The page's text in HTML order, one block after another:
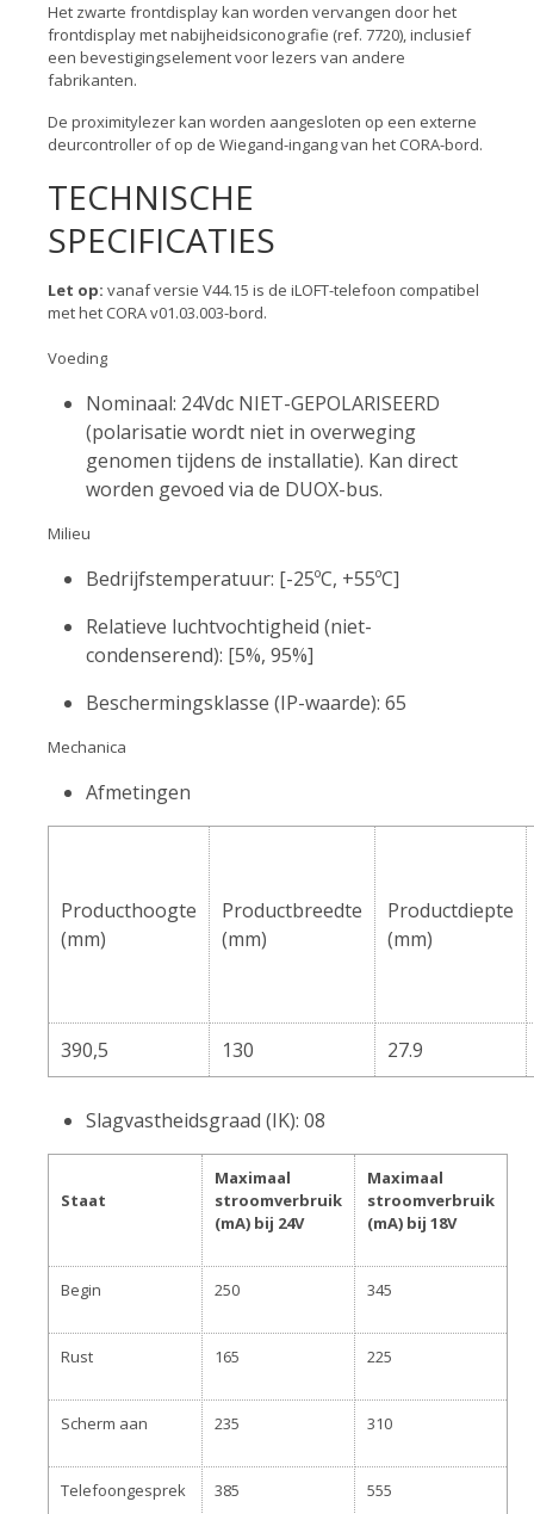
Het zwarte frontdisplay kan worden vervangen door het
frontdisplay met nabijheidsiconografie (ref. 7720), inclusief
een bevestigingselement voor lezers van andere
fabrikanten.
De proximitylezer kan worden aangesloten op een externe
deurcontroller of op de Wiegand-ingang van het CORA-bord.
TECHNISCHE
SPECIFICATIES
Let op: vanaf versie V44.15 is de iLOFT-telefoon compatibel
met het CORA v01.03.003-bord.
Voeding
Nominaal: 24Vdc NIET-GEPOLARISEERD
(polarisatie wordt niet in overweging
genomen tijdens de installatie). Kan direct
worden gevoed via de DUOX-bus.
Milieu
Bedrijfstemperatuur: [-25ºC, +55ºC]
Relatieve luchtvochtigheid (niet-
condenserend): [5%, 95%]
Beschermingsklasse (IP-waarde): 65
Mechanica
Afmetingen
Producthoogte
(mm)
Productbreedte
(mm)
Productdiepte
(mm)
390,5 130 27.9
Slagvastheidsgraad (IK): 08
Staat
Maximaal
stroomverbruik
(mA) bij 24V
Maximaal
stroomverbruik
(mA) bij 18V
Begin 250 345
Rust 165 225
Scherm aan 235 310
Telefoongesprek 385 555